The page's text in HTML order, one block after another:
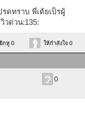
รดทราบ พี่เต้ยเป็รผู้
วด่วน:135:
กหู 0 ให้กำลังใจ 0
0